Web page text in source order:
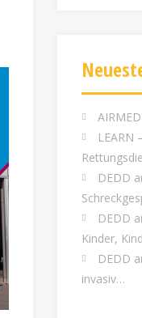
LEARN
DEDD
DEDD
Kinder,
DEDD
invasiv…